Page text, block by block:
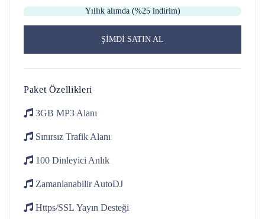
Yıllık alımda (%25 indirim)
ŞİMDİ SATIN AL
Paket Özellikleri
3GB MP3 Alanı
Sınırsız Trafik Alanı
100 Dinleyici Anlık
ZamanlanabilirAutoDJ
Https/SSL Yayın Desteği